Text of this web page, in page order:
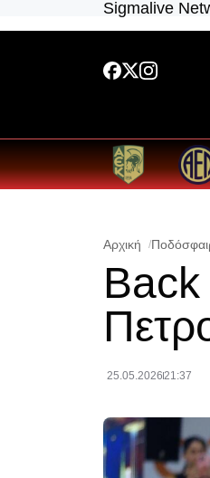
Sigmalive
Αρχική
Back
25.05.202621:37